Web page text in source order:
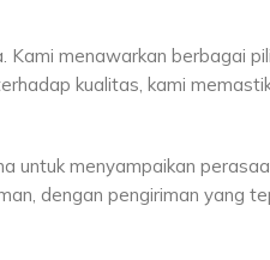
menawarkan berbagai
kualitas, kami
untuk menyampaikan
dengan pengiriman yang